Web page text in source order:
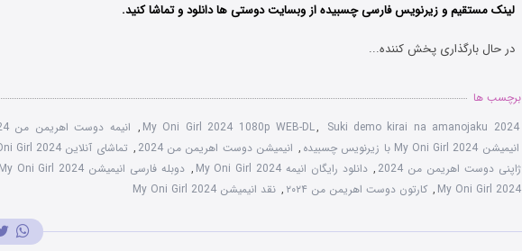
لینک مستقیم و زیرنویس فارسی چسبیده از وبسایت دوستی ها دانلود و تماشا کنید.
در حال بارگذاری پخش کننده...
برچسب ها
My Oni Girl 2024 1080p WEB-DL, Suki demo kirai na amanojaku 2024
, انیمه دوست اهریمن من 2024 دوبله فارسی
انیمیشن My Oni Girl 2024 با زیرنویس چسبیده
, انیمیشن دوست اهریمن من 2024 , تماشای آنلاین My Oni Girl 2024
ژاپنی دوست اهریمن من 2024
, دانلود رایگان انیمه My Oni Girl 2024 , دوبله فارسی انیمیشن My Oni Girl 2024
My Oni Girl 2024
, کارتون دوست اهریمن من ۲۰۲۴ , نقد انیمیشن My Oni Girl 2024